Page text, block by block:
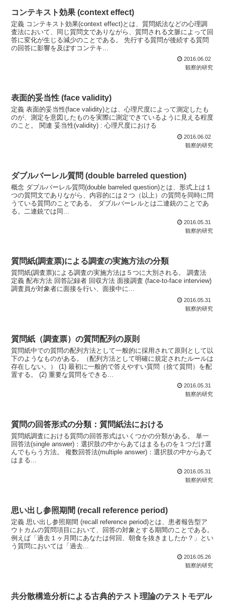
コンテキスト効果 (context effect)
定義 コンテキスト効果(context effect)とは、質問紙法などの心理調
査法において、同じ質問文でありながら、質問される文脈によって回
答に変化が生じる減少のことである。 先行する質問が後続する質問
の回答に影響を及ぼすコンテキ...
2016.06.02
観察的研究
表面的妥当性 (face validity)
定義 表面的妥当性(face validity)とは、心理尺度によって測定したも
のが、測定を意図したものを実際に測定できているように見える程度
のこと。 関連 妥当性(validity) : 心理尺度における
2016.06.02
観察的研究
ダブルバーレル質問 (double barreled question)
概念 ダブルバーレル質問(double barreled question)とは、形式上は１
つの質問文でありながら、内容的には２つ（以上）の質問を同時に問
うている質問のことである。 ダブルバーレルとは二連銃のことであ
る。二連銃では同...
2016.05.31
観察的研究
質問紙(調査票)による調査の実施方法の分類
質問紙(調査票)による調査の実施方法は５つに大別される。 調査法
定義 配布方法 回答記録者 回収方法 面接調査 (face-to-face interview)
調査員が対象者に面接を行い、面接中に...
2016.05.31
観察的研究
質問紙（調査票）の質問配列の原則
質問紙中での質問の配列方法として一般的に採用されて原則として以
下のようなものがある。（配列方法として明確に規定されたルールは
存在しない。） (1) 最初に一般的で答えやすい質問（捨て質問）を配
置する。 (2) 重要な質問をできる...
2016.05.31
観察的研究
質問の回答形式の分類：質問紙法における
質問紙調査における質問の回答形式はいくつかの分類がある。 単一
回答法(single answer)：選択肢の中からあてはまるものを１つだけ選
んでもらう方法。 複数回答法(multiple answer)：選択肢の中からあて
はまる...
2016.05.31
観察的研究
思い出し参照期間 (recall reference period)
定義 思い出し参照期間 (recall reference period)とは、患者報告型ア
ウトカムの質問項目において、回答の対象とする期間のことである。
例えば「過去１ヶ月間にあなたは何回、朝食を抜きましたか？」とい
う質問においては「過去...
2016.05.26
観察的研究
共分散構造分析による古典的テスト理論のテストモデル